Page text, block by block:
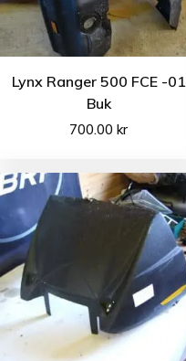
Lynx Ranger 500 FCE -01
Buk
700.00kr